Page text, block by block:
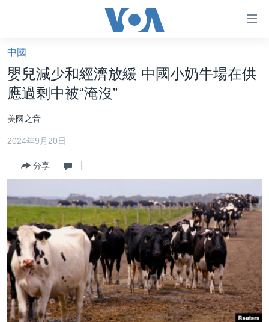
礙
鏈
接
跳
轉
內
到
導
航
跳
到
檢
索
美國大選2024
海外港人
揭謊頻道
美國
中國
國際
經貿
中國
嬰兒減少和經濟放緩 中國小奶牛場在供
應過剩中被“淹沒”
美國之音
2024年9月20日
分享